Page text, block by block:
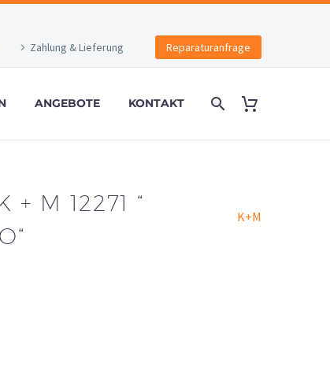
Zahlung & Lieferung Reparaturanfrage
ANGEBOTE KONTAKT
+ M 12271 “
K+M